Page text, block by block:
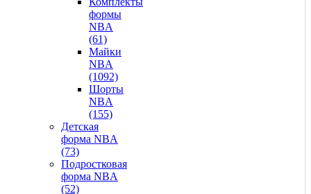
формы
NBA
(61)
Майки
NBA
(1092)
Шорты
NBA
(155)
Детская
форма NBA
(73)
Подростковая
форма NBA
(52)